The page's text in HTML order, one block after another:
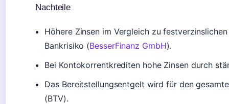
Nachteile
Höhere Zinsen im Vergleich zu
Bankrisiko (BesserFinanz GmbH).
Bei Kontokorrentkrediten hohe Zinsen durch
Das Bereitstellungsentgelt wird für den
(BTV).